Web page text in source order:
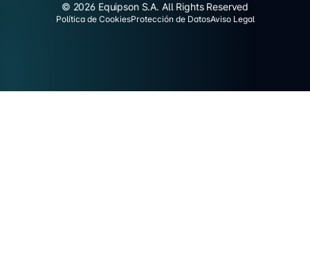
© 2026 Equipson S.A. All Rights Reserved
Política de CookiesProtección de DatosAviso Legal